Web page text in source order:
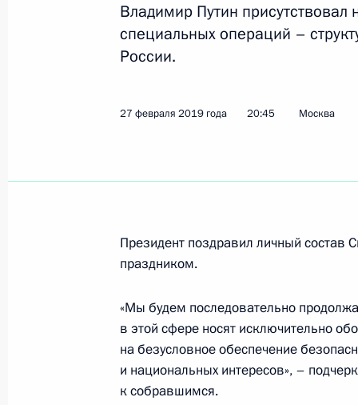
2 марта 2019 года, 14:45
Встреча с главой компании
1 марта 2019 года, 14:30 Москва, Кремль
Владимир Путин
специальных операций –
России.
27 февраля 2019 года 20:45 Москва
Президент поздравил личный состав
праздником.
«Мы будем последовательно
в этой сфере носят исключительно
на безусловное обеспечение
и национальных интересов», –
к собравшимся.